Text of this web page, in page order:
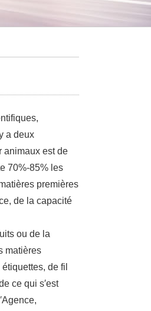
a deux
animaux est de
70%-85% les
premières
de la capacité
ou de la
matières
de fil
ce qui s′est